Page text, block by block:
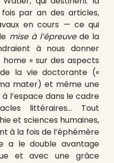
par an des articles,
en cours — ce qui
mise à l’épreuvede la
à nous donner
» sur des aspects
la vie doctorante («
mater) et même une
l’espace dans le cadre
littéraires… Tout
et sciences humaines,
à la fois de l’éphémère
a le double avantage
et avec une grâce